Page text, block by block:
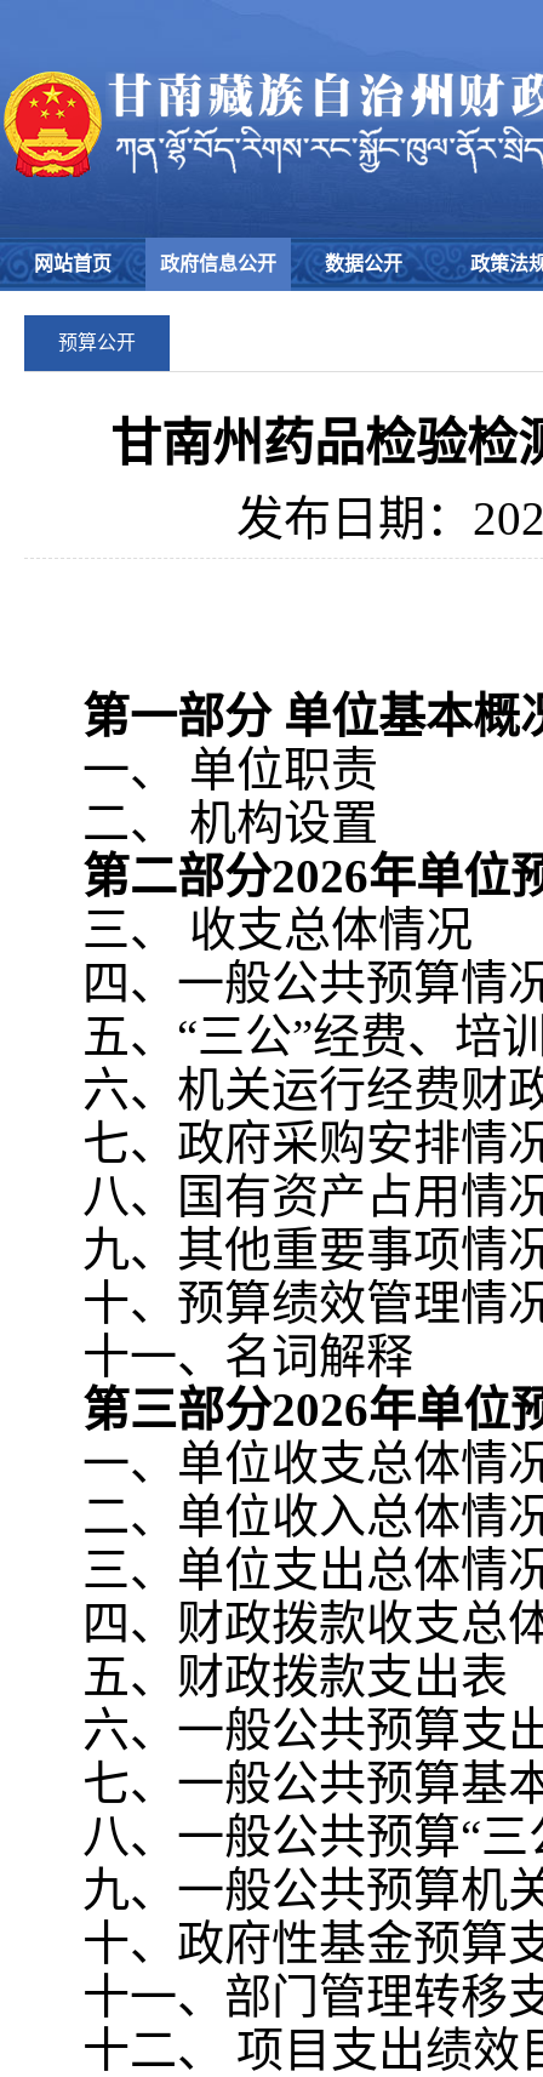
网站首页 政府信息公开 数据公开 政策法
预算公开
甘南州药品检验检
发布日期：
第一部分 单位基本概
一、 单位职责
二、 机构设置
第二部分2026年单位
三、 收支总体情况
四、一般公共预算情
五、“三公”经费、培
六、机关运行经费财
七、政府采购安排情
八、国有资产占用情
九、其他重要事项情
十、预算绩效管理情
十一、名词解释
第三部分2026年单位
一、单位收支总体情
二、单位收入总体情
三、单位支出总体情
四、财政拨款收支总
五、财政拨款支出表
六、一般公共预算支
七、一般公共预算基
八、一般公共预算“
九、一般公共预算机
十、政府性基金预算
十一、部门管理转移
十二、 项目支出绩效